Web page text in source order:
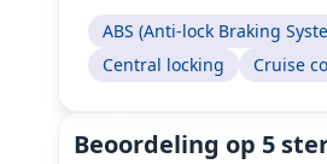
ABS (Anti-lock Braking
Central locking
Cruise
Beoordeling op 5